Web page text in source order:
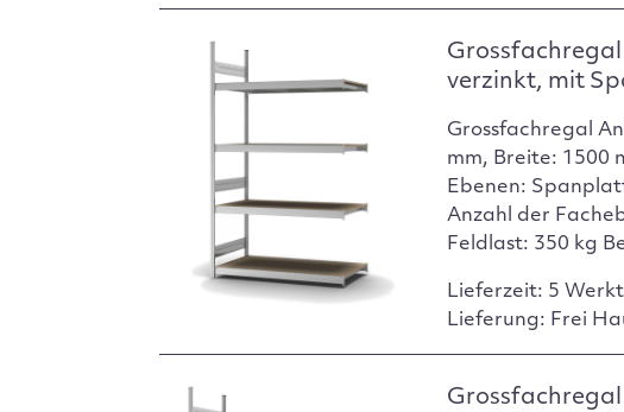
verzinkt, mit
Grossfachregal
mm, Breite: 1500
Ebenen:
Anzahl der
Feldlast: 350 kg
Lieferzeit: 5
Lieferung: Frei